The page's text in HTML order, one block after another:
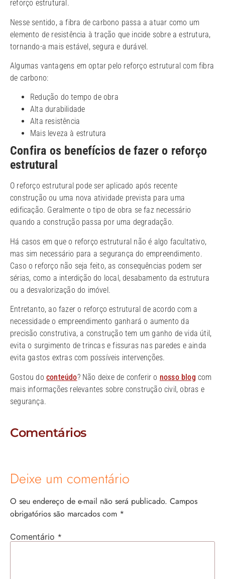
reforço estrutural.
Nesse sentido, a fibra de carbono passa a atuar como um
elemento de resistência à tração que incide sobre a estrutura,
tornando-a mais estável, segura e durável.
Algumas vantagens em optar pelo reforço estrutural com fibra
de carbono:
Redução do tempo de obra
Alta durabilidade
Alta resistência
Mais leveza à estrutura
Confira os benefícios de fazer o reforço
estrutural
O reforço estrutural pode ser aplicado após recente
construção ou uma nova atividade prevista para uma
edificação. Geralmente o tipo de obra se faz necessário
quando a construção passa por uma degradação.
Há casos em que o reforço estrutural não é algo facultativo,
mas sim necessário para a segurança do empreendimento.
Caso o reforço não seja feito, as consequências podem ser
sérias, como a interdição do local, desabamento da estrutura
ou a desvalorização do imóvel.
Entretanto, ao fazer o reforço estrutural de acordo com a
necessidade o empreendimento ganhará o aumento da
precisão construtiva, a construção tem um ganho de vida útil,
evita o surgimento de trincas e fissuras nas paredes e ainda
evita gastos extras com possíveis intervenções.
Gostou do conteúdo? Não deixe de conferir o nosso blog com
mais informações relevantes sobre construção civil, obras e
segurança.
Comentários
Deixe um comentário
O seu endereço de e-mail não será publicado. Campos
obrigatórios são marcados com *
Comentário *